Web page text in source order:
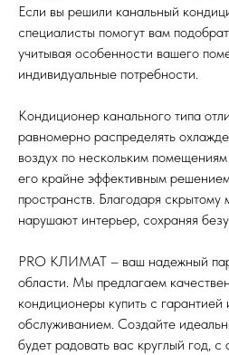
Если вы решили канальный
специалисты помогут вам
учитывая особенности вашего
индивидуальные потребности.
Кондиционер канального типа
равномерно распределять
воздух по нескольким
его крайне эффективным
пространств. Благодаря скрытому
нарушают интерьер, сохраняя
PRO КЛИМАТ – ваш надежный
области. Мы предлагаем
кондиционеры купить с
обслуживанием. Создайте
будет радовать вас круглый год,